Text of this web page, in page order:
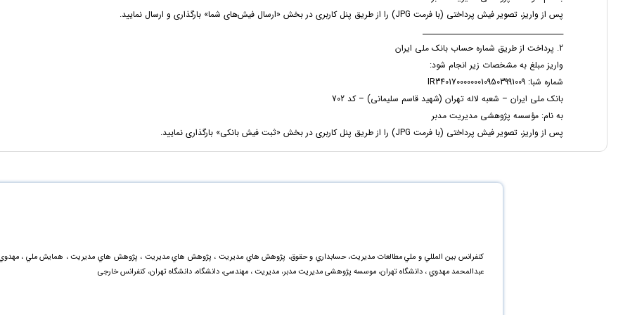
پس از واریز، تصویر فیش پرداختی (با فرمت JPG) را از طریق پنل کاربری در بخش «ارسال فیش‌های شما» بارگذاری و ارسال نمایید.
________________________________________
2. پرداخت از طریق شماره حساب بانک ملی ایران
واریز مبلغ به مشخصات زیر انجام شود:
شماره شبا: IR340170000000109503991009
بانک ملی ایران – شعبه لاله تهران (شهید قاسم سلیمانی) – کد 702
به نام: مؤسسه پژوهشی مدیریت مدبر
پس از واریز، تصویر فیش پرداختی (با فرمت JPG) را از طریق پنل کاربری در بخش «ثبت فیش بانکی» بارگذاری نمایید.
كنفرانس بين المللي و ملي مطالعات مديريت، حسابداري و حقوق، پژوهش هاي مديريت ، پژوهش هاي مديريت ، پژوهش هاي مديريت ، همايش ملي ،
عبدالمحمد مهدوي ، دانشگاه تهران، موسسه پژوهشی مدیریت مدبر، مدیریت ، مهندسی، دانشگاه، دانشگاه تهران، کنفرانس خارجی